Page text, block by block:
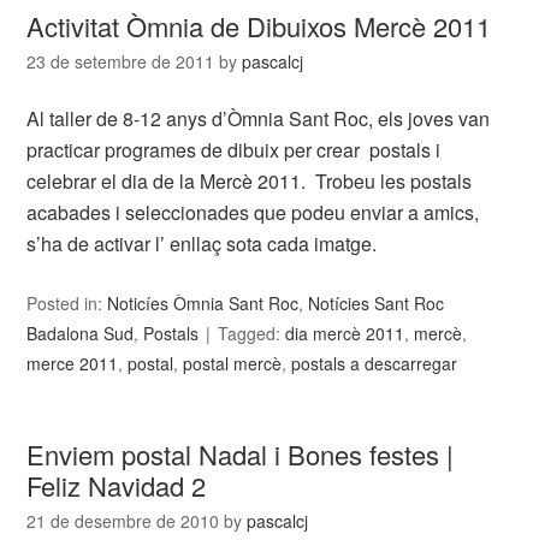
Activitat Òmnia de Dibuixos Mercè 2011
23 de setembre de 2011 bypascalcj
Al taller de 8-12 anys d’Òmnia Sant Roc, els joves van
practicar programes de dibuix per crear postals i
celebrar el dia de la Mercè 2011. Trobeu les postals
acabades i seleccionades que podeu enviar a amics,
s’ha de activar l’ enllaç sota cada imatge.
Posted in: Noticíes Òmnia Sant Roc, Notícies Sant Roc
Badalona Sud, Postals Tagged:dia mercè 2011 , mercè,
merce 2011 ,postal,postal mercè,postals a descarregar
Enviem postal Nadal i Bones festes |
Feliz Navidad 2
21 de desembre de 2010 bypascalcj